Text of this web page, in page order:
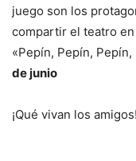
juego son los
compartir el teatro
«Pepín, Pepín,
de junio
¡Qué vivan los amigos!